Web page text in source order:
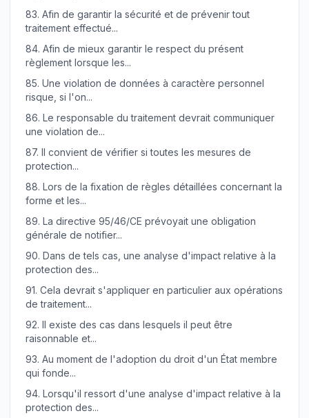
83. Afin de garantir la sécurité et de prévenir tout
traitement effectué...
84. Afin de mieux garantir le respect du présent
règlement lorsque les...
85. Une violation de données à caractère personnel
risque, si l'on...
86. Le responsable du traitement devrait communiquer
une violation de...
87. Il convient de vérifier si toutes les mesures de
protection...
88. Lors de la fixation de règles détaillées concernant la
forme et les...
89. La directive 95/46/CE prévoyait une obligation
générale de notifier...
90. Dans de tels cas, une analyse d'impact relative à la
protection des...
91. Cela devrait s'appliquer en particulier aux opérations
de traitement...
92. Il existe des cas dans lesquels il peut être
raisonnable et...
93. Au moment de l'adoption du droit d'un État membre
qui fonde...
94. Lorsqu'il ressort d'une analyse d'impact relative à la
protection des...